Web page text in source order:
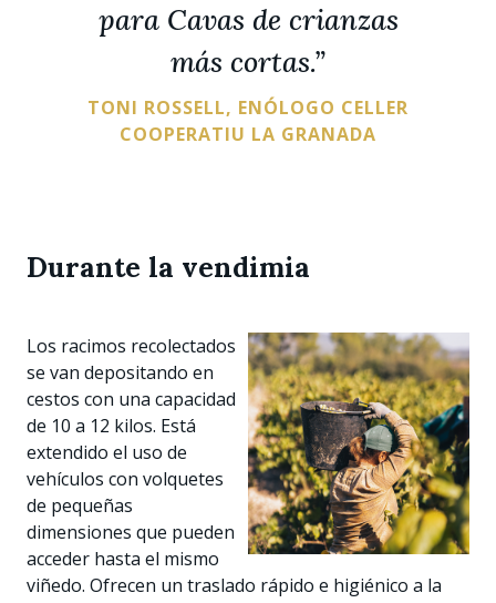
para Cavas de crianzas
más cortas.”
TONI ROSSELL, ENÓLOGO CELLER
COOPERATIU LA GRANADA
Durante la vendimia
Los racimos recolectados
se van depositando en
cestos con una capacidad
de 10 a 12 kilos. Está
extendido el uso de
vehículos con volquetes
de pequeñas
dimensiones que pueden
acceder hasta el mismo
viñedo. Ofrecen un traslado rápido e higiénico a la